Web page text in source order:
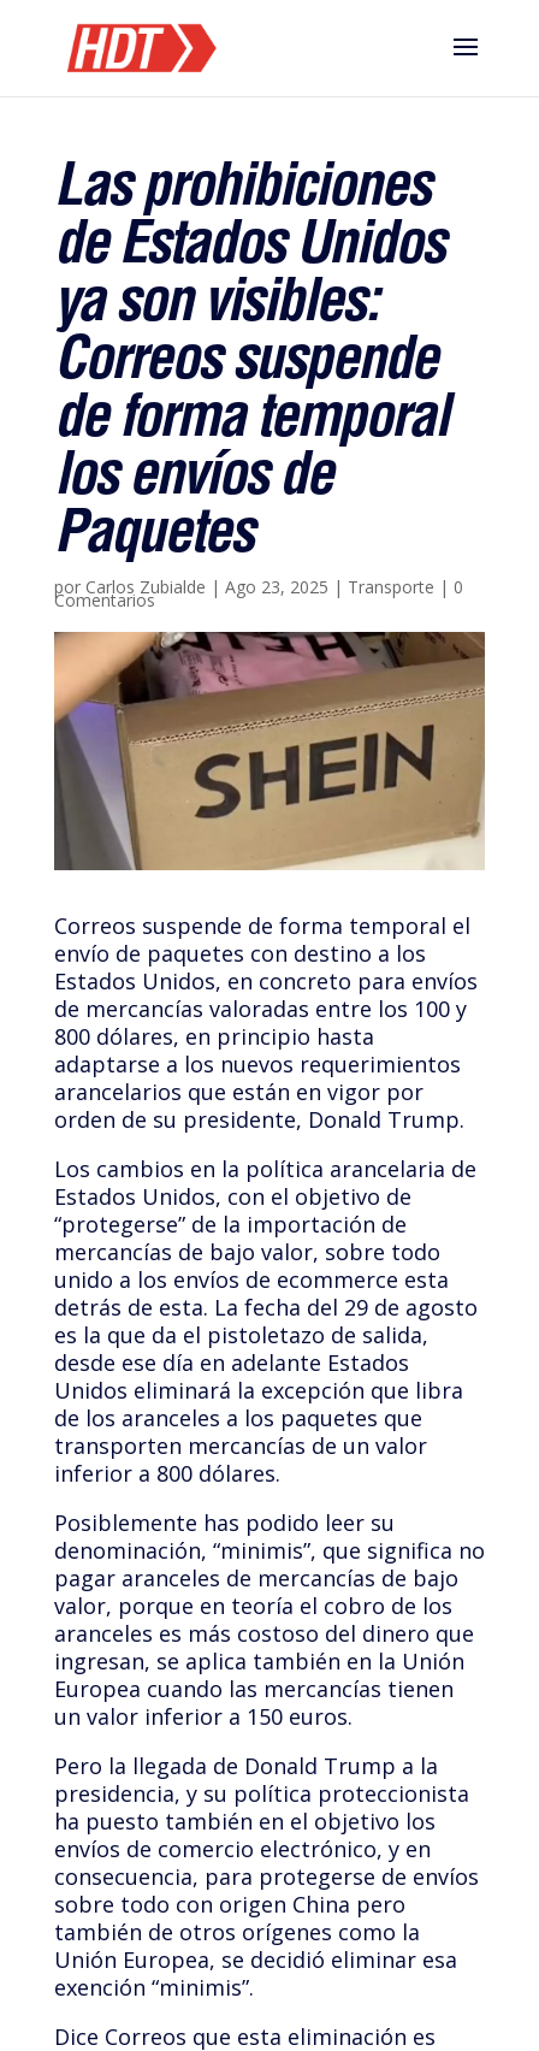
Las prohibiciones
de Estados Unidos
ya son visibles:
Correos suspende
de forma temporal
los envíos de
Paquetes
por Carlos Zubialde | Ago 23, 2025 | Transporte | 0
Comentarios
Correos suspende de forma temporal el
envío de paquetes con destino a los
Estados Unidos, en concreto para envíos
de mercancías valoradas entre los 100 y
800 dólares, en principio hasta
adaptarse a los nuevos requerimientos
arancelarios que están en vigor por
orden de su presidente, Donald Trump.
Los cambios en la política arancelaria de
Estados Unidos, con el objetivo de
“protegerse” de la importación de
mercancías de bajo valor, sobre todo
unido a los envíos de ecommerce esta
detrás de esta. La fecha del 29 de agosto
es la que da el pistoletazo de salida,
desde ese día en adelante Estados
Unidos eliminará la excepción que libra
de los aranceles a los paquetes que
transporten mercancías de un valor
inferior a 800 dólares.
Posiblemente has podido leer su
denominación, “minimis”, que significa no
pagar aranceles de mercancías de bajo
valor, porque en teoría el cobro de los
aranceles es más costoso del dinero que
ingresan, se aplica también en la Unión
Europea cuando las mercancías tienen
un valor inferior a 150 euros.
Pero la llegada de Donald Trump a la
presidencia, y su política proteccionista
ha puesto también en el objetivo los
envíos de comercio electrónico, y en
consecuencia, para protegerse de envíos
sobre todo con origen China pero
también de otros orígenes como la
Unión Europea, se decidió eliminar esa
exención “minimis”.
Dice Correos que esta eliminación es